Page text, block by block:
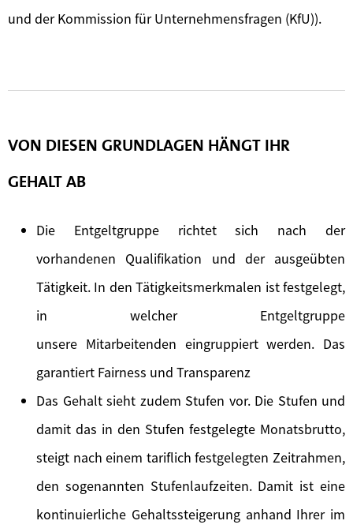
und der Kommission für Unternehmensfragen (KfU)).
VON DIESEN GRUNDLAGEN HÄNGT IHR
GEHALT AB
Die Entgeltgruppe richtet sich nach der
vorhandenen Qualifikation und der ausgeübten
Tätigkeit. In den Tätigkeitsmerkmalen ist festgelegt,
in welcher Entgeltgruppe
unsere Mitarbeitenden eingruppiert werden. Das
garantiert Fairness und Transparenz
Das Gehalt sieht zudem Stufen vor. Die Stufen und
damit das in den Stufen festgelegte Monatsbrutto,
steigt nach einem tariflich festgelegten Zeitrahmen,
den sogenannten Stufenlaufzeiten. Damit ist eine
kontinuierliche Gehaltssteigerung anhand Ihrer im